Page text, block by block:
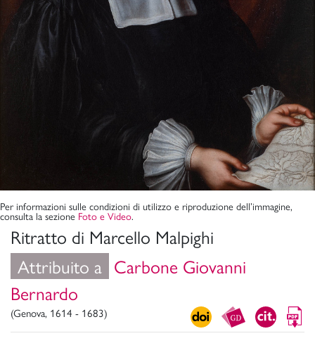
Ritratto di Marcello Malpighi
Attribuito a Carbone Giovanni
Bernardo
(Genova, 1614 - 1683)
Per informazioni sulle condizioni di utilizzo e riproduzione dell’immagine,
consulta la sezione Foto e Video.